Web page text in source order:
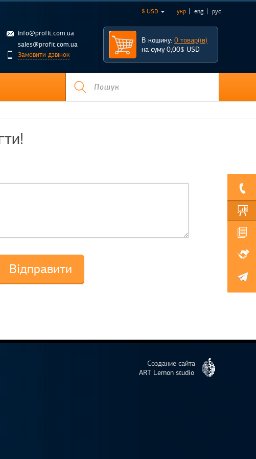
$ USD укр eng рус
info@profit.com.ua
sales@profit.com.ua
Замовити дзвінок
В кошику:0 товар(ів)
на суму 0,00$ USD
Создание сайта
ART Lemon studio